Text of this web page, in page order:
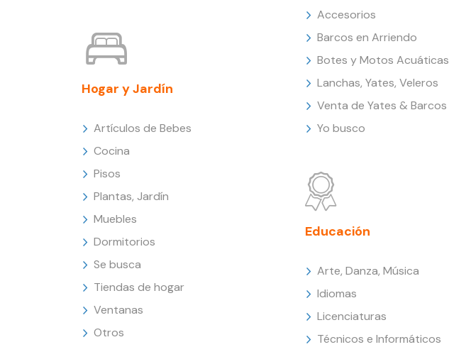
Hogar y Jardín
Artículos de Bebes
Cocina
Pisos
Plantas, Jardín
Muebles
Dormitorios
Se busca
Tiendas de hogar
Ventanas
Otros
Accesorios
Barcos en Arriendo
Botes y Motos Acuáticas
Lanchas, Yates, Veleros
Venta de Yates & Barcos
Yo busco
Educación
Arte, Danza, Música
Idiomas
Licenciaturas
Técnicos e Informáticos